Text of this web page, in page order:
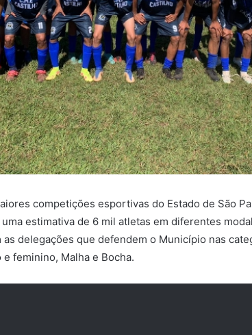
competições esportivas do Estado de São
estimativa de 6 mil atletas em diferentes
delegações que defendem o Município nas
feminino, Malha e Bocha.